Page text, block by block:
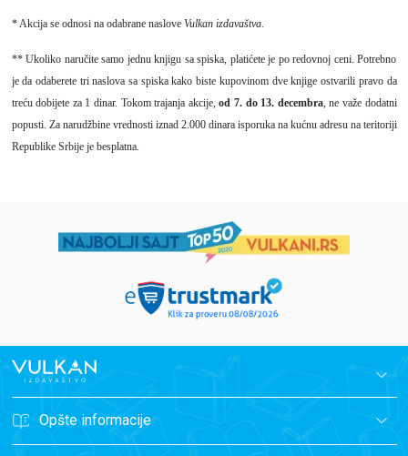
* Akcija se odnosi na odabrane naslove Vulkan izdavaštva.
** Ukoliko naručite samo jednu knjigu sa spiska, platićete je po redovnoj ceni. Potrebno
je da odaberete tri naslova sa spiska kako biste kupovinom dve knjige ostvarili pravo da
treću dobijete za 1 dinar. Tokom trajanja akcije,od 7. do 13. decembra, ne važe dodatni
popusti. Za narudžbine vrednosti iznad 2.000 dinara isporuka na kućnu adresu na teritoriji
Republike Srbije je besplatna.
Opšte informacije